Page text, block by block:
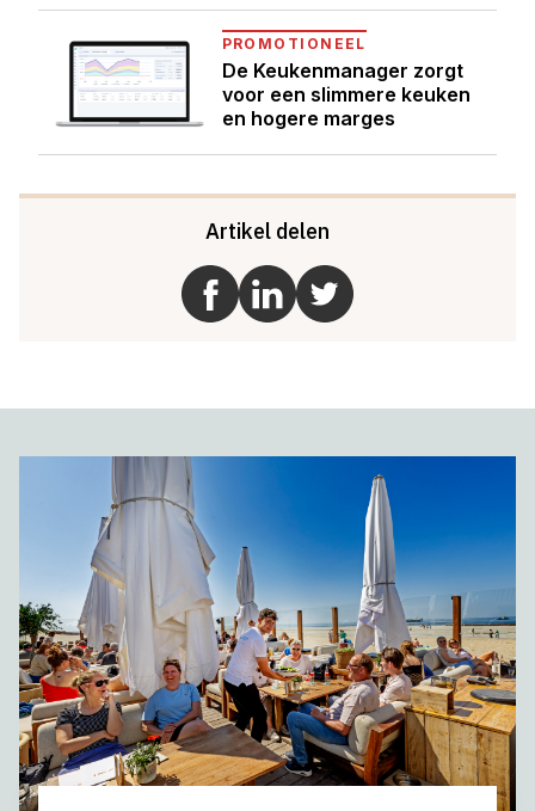
PROMOTIONEEL
De Keukenmanager zorgt
voor een slimmere keuken
en hogere marges
Artikel delen